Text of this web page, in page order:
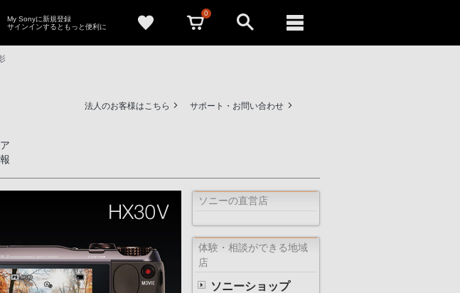
My Sonyに新規登録
サインインするともっと便利に
0
法人のお客様はこちら サポート・お問い合わせ
ソニーの直営店
体験・相談ができる地域
店
ソニーショップ